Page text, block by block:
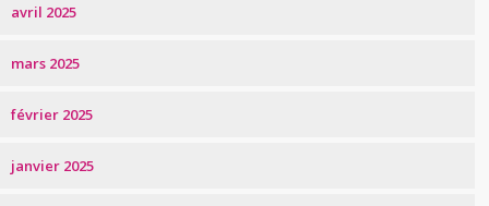
avril 2025
mars 2025
février 2025
janvier 2025